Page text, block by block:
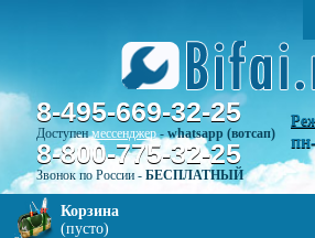
8-495-669-32-25
Доступенмессенджер-whatsapp (вотсап)
8-800-775-32-25
Звонок по России - БЕСПЛАТНЫЙ
Корзина
(пусто)